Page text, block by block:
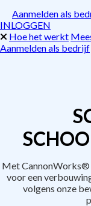
Aanmelden als
INLOGGEN
Hoe het werkt
Aanmelden als bedrijf
Met CannonWorks®
voor een
volgens onze